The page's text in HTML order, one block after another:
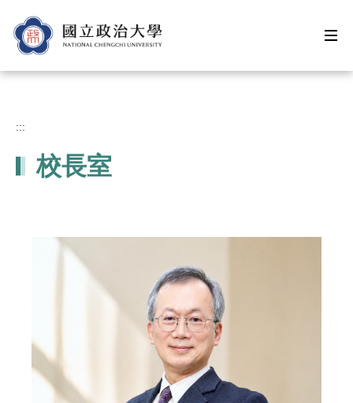
到
主
內
:::
校長室